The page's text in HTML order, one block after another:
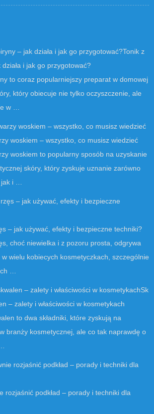
Tonik z
i jak go przygotować?
to coraz popularniejszy preparat w domowej
który obiecuje nie tylko oczyszczenie, ale
w …
woskiem – wszystko, co musisz wiedzieć
woskiem to popularny sposób na uzyskanie
skóry, który zyskuje uznanie zarówno
i …
– jak używać, efekty i bezpieczne techniki?
choć niewielka i z pozoru prosta, odgrywa
wielu kobiecych kosmetyczkach, szczególnie
…
Sk
– zalety i właściwości w kosmetykach
to dwa składniki, które zyskują na
branży kosmetycznej, ale co tak naprawdę o
rozjaśnić podkład – porady i techniki dla